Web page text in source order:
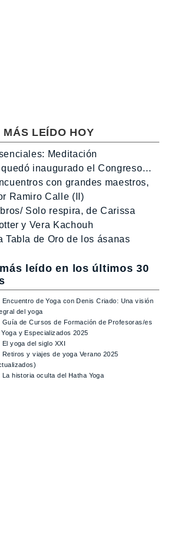
MÁS LEÍDO HOY
Meditación
inaugurado el Congreso…
con grandes maestros,
Ramiro Calle (II)
Solo respira, de Carissa
y Vera Kachouh
Tabla de Oro de los ásanas
leído en los últimos 30
Encuentro de Yoga con Denis Criado: Una visión
del yoga
Guía de Cursos de Formación de Profesoras/es
Yoga y Especializados 2025
El yoga del siglo XXI
Retiros y viajes de yoga Verano 2025
La historia oculta del Hatha Yoga